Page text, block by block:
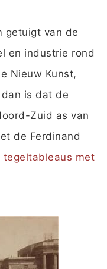
getuigt van de
en industrie rond
Nieuw Kunst,
is dat de
Zuid as van
de Ferdinand
tegeltableaus met